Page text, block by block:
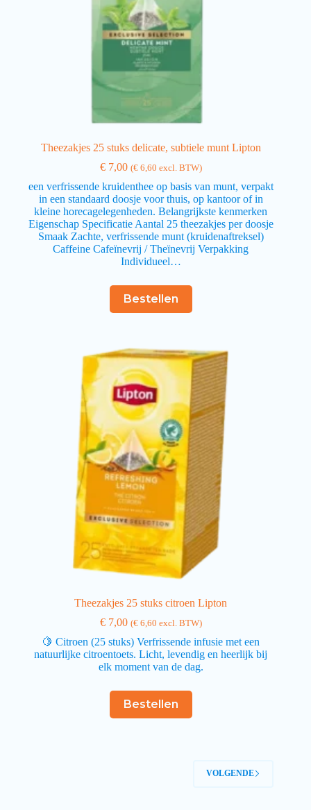
Theezakjes 25 stuks delicate, subtiele munt Lipton
€7,00 (€6,60 excl. BTW)
een verfrissende kruidenthee op basis van munt, verpakt
in een standaard doosje voor thuis, op kantoor of in
kleine horecagelegenheden. Belangrijkste kenmerken
Eigenschap Specificatie Aantal 25 theezakjes per doosje
Smaak Zachte, verfrissende munt (kruidenaftreksel)
Caffeine Cafeïnevrij / Theïnevrij Verpakking
Individueel…
Bestellen
Theezakjes 25 stuks citroen Lipton
€7,00 (€6,60 excl. BTW)
🍋 Citroen (25 stuks) Verfrissende infusie met een
natuurlijke citroentoets. Licht, levendig en heerlijk bij
elk moment van de dag.
Bestellen
VOLGENDE